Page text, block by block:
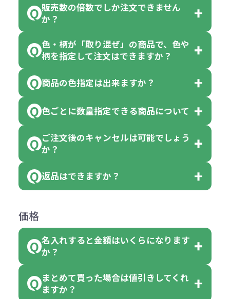
販売数の倍数でしか注文できません
か？
一部商品（※）を除き、注文可能数
です。
ります。
【例】注文可能数が100個の場合
は、100個以上でしたら、何個でも
可能です。
色・柄が「取り混ぜ」の商品で、色や
柄を指定して注文はできますか？
「色・柄 取り混ぜ」のラベルがつい
ている商品は、色指定不可となって
ん。
但し、ロゴなど名入れ印刷をされる
商品の色指定は出来ますか？
色指定できる商品もございますが商
品の詳細に「色・柄 取り混ぜ」のラ
ベルや商品画像に「〇色取混ぜ」な
れ等分で100個ずつ入って参ります。
（割り切れない場合は数個単位で前
色指定できる商品に付きましては商
色ごとに数量指定できる商品について
「選べる本体色」のラベルが付いて
す。
い。
例えば…
クエアトート」を300個注文した場
ご注文後のキャンセルは可能でしょう
か？
お客様都合でのキャンセルは、制作
がございます。
ご注文の際は、十分にご確認・ご検
返品はできますか？
めご了承ください。
ただし下記の場合は承っております
●初期不良または不良品（破損、故
障）の場合
価格
名入れすると金額はいくらになります
か？
名入れありの場合の代金の計算方法
まとめて買った場合は値引きしてくれ
ますか？